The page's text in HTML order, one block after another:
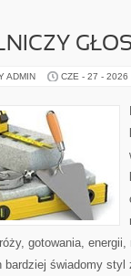
ADMIN CZE - 27 - 2026
gotowania,
bardziej świadomy